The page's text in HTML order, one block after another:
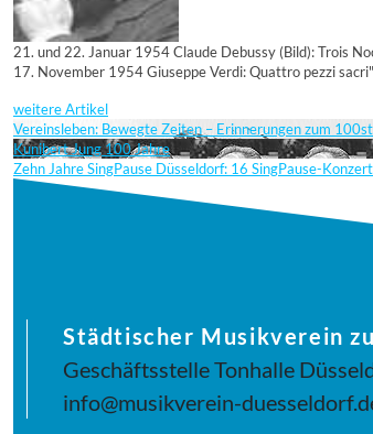
21. und 22. Januar 1954 Claude Debussy (Bild): Trois
17. November 1954 Giuseppe Verdi: Quattro pezzi
weitere Artikel
Vereinsleben: Bewegte Zeiten – Erinnerungen zum
Kunibert Jung 100 Jahre
Zehn Jahre SingPause Düsseldorf: 16 SingPause-
Städtischer Musikverein
Geschäftsstelle Tonhalle
info@musikverein-